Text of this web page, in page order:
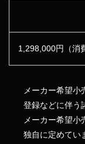
1,298,000円 （
メーカー希望小
登録などに伴う
メーカー希望小
独自に定めてい